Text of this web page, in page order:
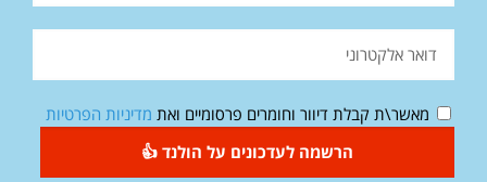
מאשר\ת קבלת דיוור וחומרים פרסומיים ואת מדיניות הפרטיות
הרשמה לעדכונים על הולנד 👍